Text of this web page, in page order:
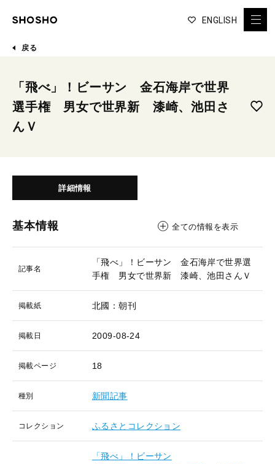
ENGLISH
戻る
「飛べ」！ビーサン 金石海岸で世界
選手権 男女で世界新 漆崎、池田さ
んＶ
詳細情報
基本情報 全ての情報を表示
記事名
「飛べ」！ビーサン 金石海岸で世界選
手権 男女で世界新 漆崎、池田さんＶ
掲載紙 北國：朝刊
掲載日 2009-08-24
掲載ページ 18
種別 新聞記事
コレクション ふるさとコレクション
「飛べ」！ビーサン